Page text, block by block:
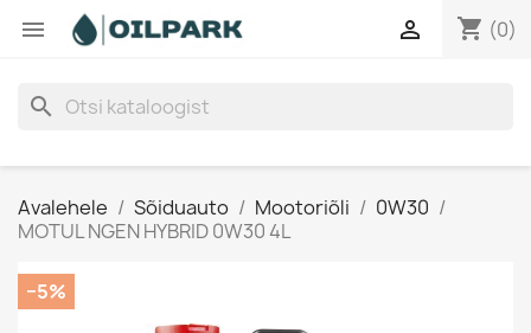
 shopping_cart (0)

search
Avalehele Sõiduauto Mootoriõli
0W30
MOTUL NGEN HYBRID 0W30 4L
−5%